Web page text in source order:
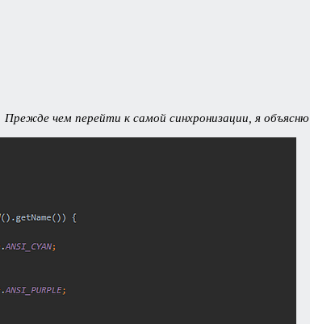
Прежде чем перейти к самой синхронизации, я